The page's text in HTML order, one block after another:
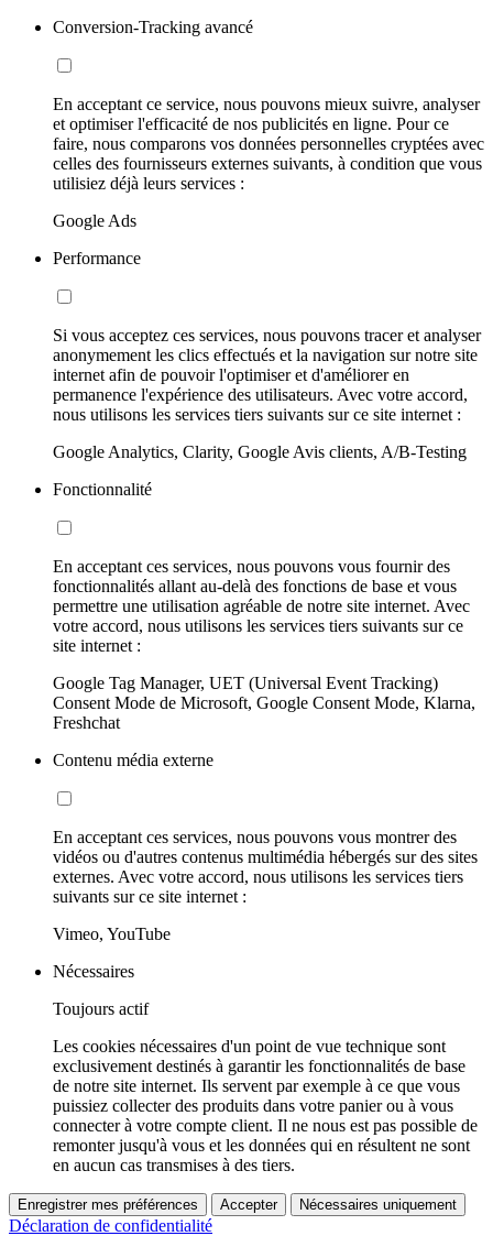
Conversion-Tracking avancé
En acceptant ce service, nous pouvons mieux suivre, analyser
et optimiser l'efficacité de nos publicités en ligne. Pour ce
faire, nous comparons vos données personnelles cryptées avec
celles des fournisseurs externes suivants, à condition que vous
utilisiez déjà leurs services :
Google Ads
Performance
Si vous acceptez ces services, nous pouvons tracer et analyser
anonymement les clics effectués et la navigation sur notre site
internet afin de pouvoir l'optimiser et d'améliorer en
permanence l'expérience des utilisateurs. Avec votre accord,
nous utilisons les services tiers suivants sur ce site internet :
Google Analytics, Clarity, Google Avis clients, A/B-Testing
Fonctionnalité
En acceptant ces services, nous pouvons vous fournir des
fonctionnalités allant au-delà des fonctions de base et vous
permettre une utilisation agréable de notre site internet. Avec
votre accord, nous utilisons les services tiers suivants sur ce
site internet :
Google Tag Manager, UET (Universal Event Tracking)
Consent Mode de Microsoft, Google Consent Mode, Klarna,
Freshchat
Contenu média externe
En acceptant ces services, nous pouvons vous montrer des
vidéos ou d'autres contenus multimédia hébergés sur des sites
externes. Avec votre accord, nous utilisons les services tiers
suivants sur ce site internet :
Vimeo, YouTube
Nécessaires
Toujours actif
Les cookies nécessaires d'un point de vue technique sont
exclusivement destinés à garantir les fonctionnalités de base
de notre site internet. Ils servent par exemple à ce que vous
puissiez collecter des produits dans votre panier ou à vous
connecter à votre compte client. Il ne nous est pas possible de
remonter jusqu'à vous et les données qui en résultent ne sont
en aucun cas transmises à des tiers.
Enregistrer mes préférences Accepter Nécessaires uniquement
Déclaration de confidentialité